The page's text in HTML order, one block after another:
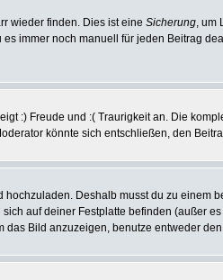
wieder finden. Dies ist eine Sicherung, um
immer noch manuell für jeden Beitrag
:) Freude und :( Traurigkeit an. Die
könnte sich entschließen, den
Deshalb musst du zu einem
auf deiner Festplatte befinden (außer
Bild anzuzeigen, benutze entweder